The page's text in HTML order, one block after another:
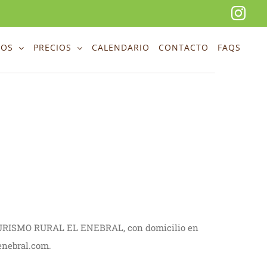
PRECIOS CALENDARIO CONTACTO FAQS
RURAL EL ENEBRAL, con domicilio en